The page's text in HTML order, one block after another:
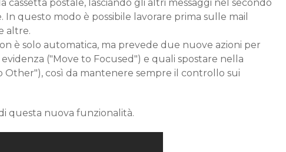
cassetta postale, lasciando gli altri messaggi nel secondo
In questo modo è possibile lavorare prima sulle mail
altre.
è solo automatica, ma prevede due nuove azioni per
("Move to Focused") e quali spostare nella
Other"), così da mantenere sempre il controllo sui
questa nuova funzionalità.